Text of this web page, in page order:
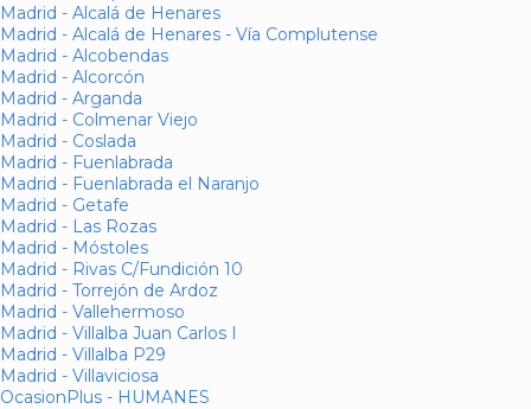
Madrid - Alcalá de Henares
Madrid - Alcalá de Henares - Vía Complutense
Madrid - Alcobendas
Madrid - Alcorcón
Madrid - Arganda
Madrid - Colmenar Viejo
Madrid - Coslada
Madrid - Fuenlabrada
Madrid - Fuenlabrada el Naranjo
Madrid - Getafe
Madrid - Las Rozas
Madrid - Móstoles
Madrid - Rivas C/Fundición 10
Madrid - Torrejón de Ardoz
Madrid - Vallehermoso
Madrid - Villalba Juan Carlos I
Madrid - Villalba P29
Madrid - Villaviciosa
OcasionPlus - HUMANES